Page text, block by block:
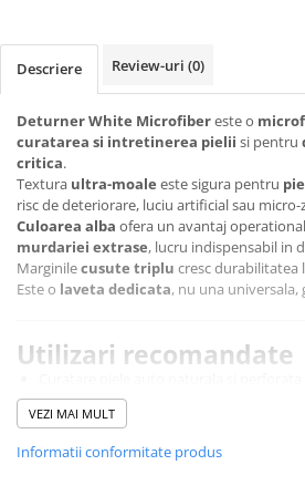
Intretinere si Consumabile
Uleiuri si Aditivi
Baterii telecomanda
Cabluri si Accesorii Acumulatori
Canistre Auto
Intretinere Generala
Reparatii Roti
Oferte si Promotii
Scule auto
Descriere Review-uri (0)
Deturner White Microfibereste o
curatarea si intretinerea pielii si pentru
critica.
Textura ultra-moale este sigura pentru
risc de deteriorare, luciu artificial sau
Culoarea alba ofera un avantaj
murdariei extrase, lucru indispensabil in
Marginilecusute triplu cresc durabilitatea
Este o laveta dedicata, nu una
Utilizari recomandate
Stergere si colectare spuma dupa Leather
Aplicare Leather QD si Leather Protector
Detailing interior pe plastice fine si vinil
VEZI MAI MULT
Informatii conformitate produs